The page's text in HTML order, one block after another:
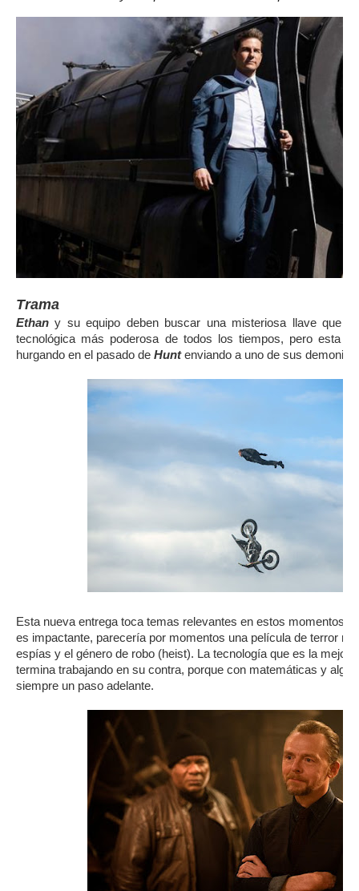
Trama
Ethan y su equipo deben buscar una misteriosa llave que
tecnológica más poderosa de todos los tiempos, pero esta
hurgando en el pasado de Huntenviando a uno de sus demonios.
Esta nueva entrega toca temas relevantes en estos momentos,
es impactante, parecería por momentos una película de terror
espías y el género de robo (heist). La tecnología que es la mejor
termina trabajando en su contra, porque con matemáticas y
siempre un paso adelante.